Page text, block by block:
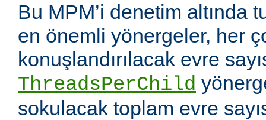
Bu MPM’i denetim altında
en önemli yönergeler, her
konuşlandırılacak evre
ThreadsPerChild
sokulacak toplam evre